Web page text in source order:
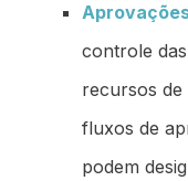
controle
recursos
fluxos de
podem